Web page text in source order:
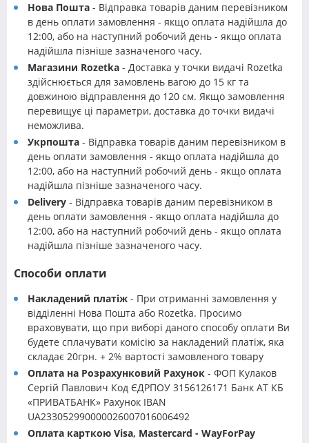
Нова Пошта - Відправка товарів даним перевізником
в день оплати замовлення - якщо оплата надійшла до
12:00, або на наступний робочий день - якщо оплата
надійшла пізніше зазначеного часу.
Магазини Rozetka - Доставка у точки видачі Rozetka
здійснюється для замовлень вагою до 15 кг та
довжиною відправлення до 120 см. Якщо замовлення
перевищує ці параметри, доставка до точки видачі
неможлива.
Укрпошта - Відправка товарів даним перевізником в
день оплати замовлення - якщо оплата надійшла до
12:00, або на наступний робочий день - якщо оплата
надійшла пізніше зазначеного часу.
Delivery - Відправка товарів даним перевізником в
день оплати замовлення - якщо оплата надійшла до
12:00, або на наступний робочий день - якщо оплата
надійшла пізніше зазначеного часу.
Способи оплати
Накладений платіж - При отриманні замовлення у
відділенні Нова Пошта або Rozetka. Просимо
враховувати, що при виборі даного способу оплати Ви
будете сплачувати комісію за накладений платіж, яка
складає 20грн. + 2% вартості замовленого товару
Оплата на Розрахунковий Рахунок - ФОП Кулаков
Сергій Павлович Код ЄДРПОУ 3156126171 Банк АТ КБ
«ПРИВАТБАНК» Рахунок IBAN
UA233052990000026007016006492
Оплата карткою Visa, Mastercard - WayForPay